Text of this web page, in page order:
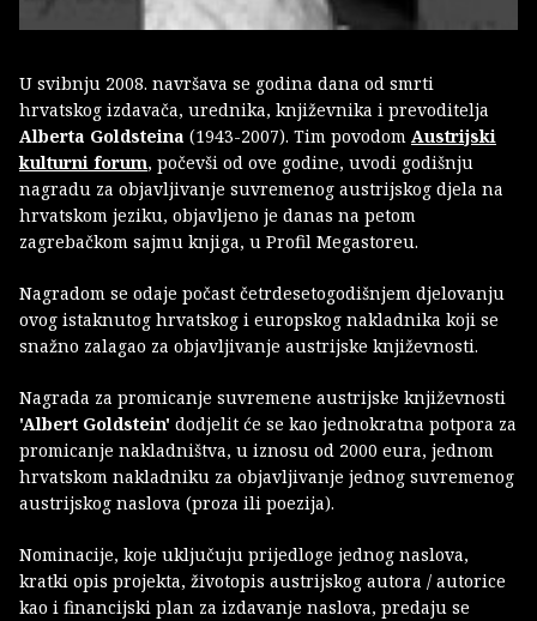
U svibnju 2008. navršava se godina dana od smrti
hrvatskog izdavača, urednika, književnika i prevoditelja
Alberta Goldsteina (1943-2007). Tim povodom Austrijski
kulturni forum, počevši od ove godine, uvodi godišnju
nagradu za objavljivanje suvremenog austrijskog djela na
hrvatskom jeziku, objavljeno je danas na petom
zagrebačkom sajmu knjiga, u Profil Megastoreu.
Nagradom se odaje počast četrdesetogodišnjem djelovanju
ovog istaknutog hrvatskog i europskog nakladnika koji se
snažno zalagao za objavljivanje austrijske književnosti.
Nagrada za promicanje suvremene austrijske književnosti
'Albert Goldstein' dodjelit će se kao jednokratna potpora za
promicanje nakladništva, u iznosu od 2000 eura, jednom
hrvatskom nakladniku za objavljivanje jednog suvremenog
austrijskog naslova (proza ili poezija).
Nominacije, koje uključuju prijedloge jednog naslova,
kratki opis projekta, životopis austrijskog autora / autorice
kao i financijski plan za izdavanje naslova, predaju se